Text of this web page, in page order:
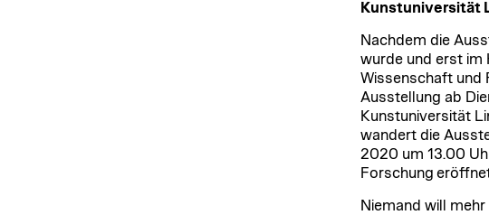
Kunstuniversität
Nachdem die
wurde und erst im
Wissenschaft und
Ausstellung ab
Kunstuniversität
wandert die
2020 um 13.00
Forschung
Niemand will